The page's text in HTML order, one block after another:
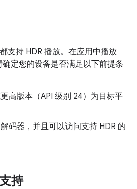
支持 HDR 播放。在应用中播放
定您的设备是否满足以下前提条
高版本（API 级别 24）为目标平
码器，并且可以访问支持 HDR 的
持